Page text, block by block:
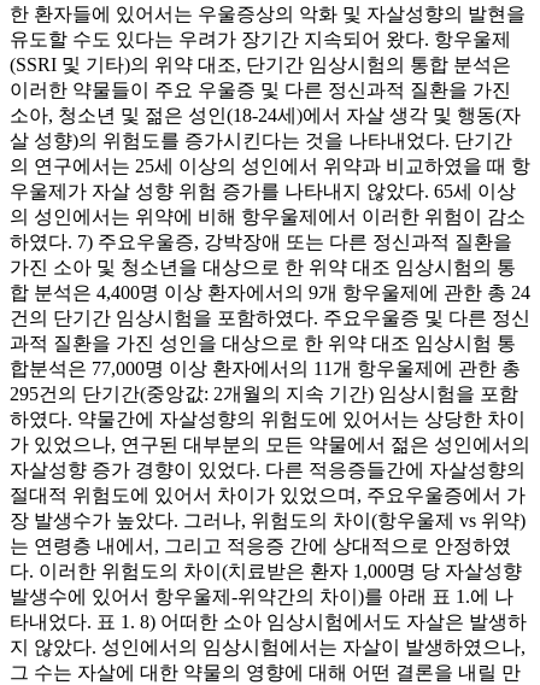
한 환자들에 있어서는 우울증상의 악화 및 자살성향의 발현을
유도할 수도 있다는 우려가 장기간 지속되어 왔다. 항우울제
(SSRI 및 기타)의 위약 대조, 단기간 임상시험의 통합 분석은
이러한 약물들이 주요 우울증 및 다른 정신과적 질환을 가진
소아, 청소년 및 젊은 성인(18-24세)에서 자살 생각 및 행동(자
살 성향)의 위험도를 증가시킨다는 것을 나타내었다. 단기간
의 연구에서는 25세 이상의 성인에서 위약과 비교하였을 때 항
우울제가 자살 성향 위험 증가를 나타내지 않았다. 65세 이상
의 성인에서는 위약에 비해 항우울제에서 이러한 위험이 감소
하였다. 7) 주요우울증, 강박장애 또는 다른 정신과적 질환을
가진 소아 및 청소년을 대상으로 한 위약 대조 임상시험의 통
합 분석은 4,400명 이상 환자에서의 9개 항우울제에 관한 총 24
건의 단기간 임상시험을 포함하였다. 주요우울증 및 다른 정신
과적 질환을 가진 성인을 대상으로 한 위약 대조 임상시험 통
합분석은 77,000명 이상 환자에서의 11개 항우울제에 관한 총
295건의 단기간(중앙값: 2개월의 지속 기간) 임상시험을 포함
하였다. 약물간에 자살성향의 위험도에 있어서는 상당한 차이
가 있었으나, 연구된 대부분의 모든 약물에서 젊은 성인에서의
자살성향 증가 경향이 있었다. 다른 적응증들간에 자살성향의
절대적 위험도에 있어서 차이가 있었으며, 주요우울증에서 가
장 발생수가 높았다. 그러나, 위험도의 차이(항우울제 vs 위약)
는 연령층 내에서, 그리고 적응증 간에 상대적으로 안정하였
다. 이러한 위험도의 차이(치료받은 환자 1,000명 당 자살성향
발생수에 있어서 항우울제-위약간의 차이)를 아래 표 1.에 나
타내었다. 표 1. 8) 어떠한 소아 임상시험에서도 자살은 발생하
지 않았다. 성인에서의 임상시험에서는 자살이 발생하였으나,
그 수는 자살에 대한 약물의 영향에 대해 어떤 결론을 내릴 만